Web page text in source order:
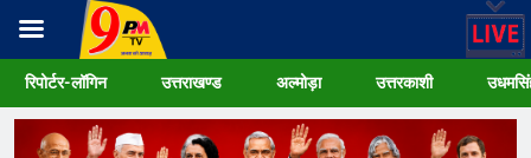
Skip
content
रिपोर्टर-लॉगिन उत्तराखण्ड अल्मोड़ा उत्तरकाशी